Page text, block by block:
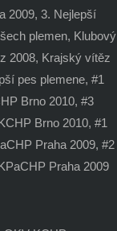
2009, 3. Nejlepší
plemen, Klubový
2008, Krajský vítěz
pes plemene, #1
Brno 2010, #3
Brno 2010, #1
Praha 2009, #2
Praha 2009